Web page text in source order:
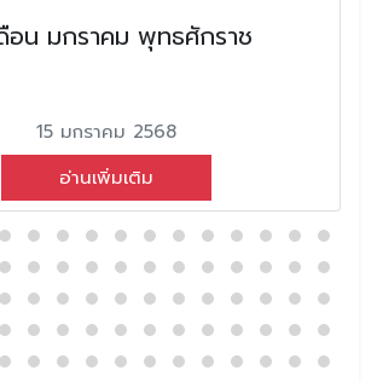
อน มกราคม พุทธศักราช
15 มกราคม 2568
อ่านเพิ่มเติม